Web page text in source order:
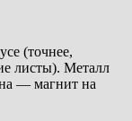
(точнее,
листы). Металл
— магнит на